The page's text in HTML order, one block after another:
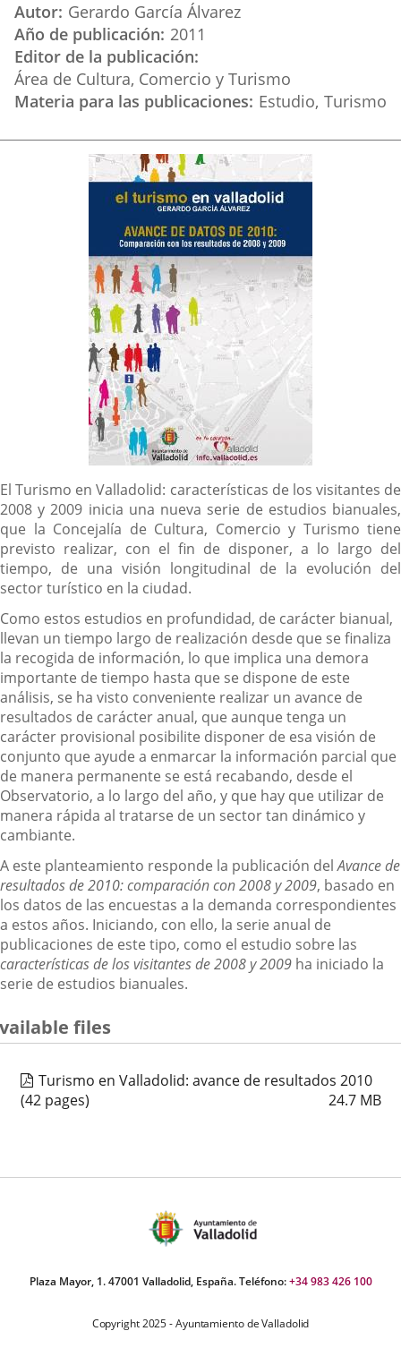
externa.
Autor Gerardo García Álvarez
Año de publicación 2011
Editor de la publicación
Área de Cultura, Comercio y Turismo
Materia para las publicaciones Estudio Turismo
Descripción
El Turismo en Valladolid: características de los visitantes de
2008 y 2009 inicia una nueva serie de estudios bianuales,
que la Concejalía de Cultura, Comercio y Turismo tiene
previsto realizar, con el fin de disponer, a lo largo del
tiempo, de una visión longitudinal de la evolución del
sector turístico en la ciudad.
Como estos estudios en profundidad, de carácter bianual,
llevan un tiempo largo de realización desde que se finaliza
la recogida de información, lo que implica una demora
importante de tiempo hasta que se dispone de este
análisis, se ha visto conveniente realizar un avance de
resultados de carácter anual, que aunque tenga un
carácter provisional posibilite disponer de esa visión de
conjunto que ayude a enmarcar la información parcial que
de manera permanente se está recabando, desde el
Observatorio, a lo largo del año, y que hay que utilizar de
manera rápida al tratarse de un sector tan dinámico y
cambiante.
A este planteamiento responde la publicación delAvance de
resultados de 2010: comparación con 2008 y 2009, basado en
los datos de las encuestas a la demanda correspondientes
a estos años. Iniciando, con ello, la serie anual de
publicaciones de este tipo, como el estudio sobre las
características de los visitantes de 2008 y 2009 ha iniciado la
serie de estudios bianuales.
files
Turismo en Valladolid: avance de resultados 2010
24.7 MB
(42 pages)
Plaza Mayor, 1. 47001 Valladolid, España. Teléfono:+34 983 426 100
Copyright 2025 - Ayuntamiento de Valladolid